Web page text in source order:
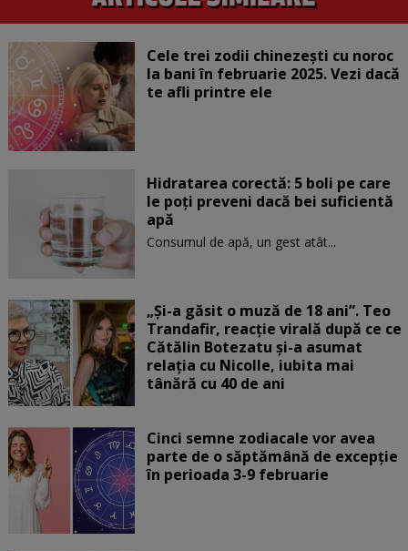
Cele trei zodii chinezești cu noroc
la bani în februarie 2025. Vezi dacă
te afli printre ele
Hidratarea corectă: 5 boli pe care
le poți preveni dacă bei suficientă
apă
Consumul de apă, un gest atât...
„Și-a găsit o muză de 18 ani”. Teo
Trandafir, reacție virală după ce ce
Cătălin Botezatu și-a asumat
relația cu Nicolle, iubita mai
tânără cu 40 de ani
Cinci semne zodiacale vor avea
parte de o săptămână de excepție
în perioada 3-9 februarie